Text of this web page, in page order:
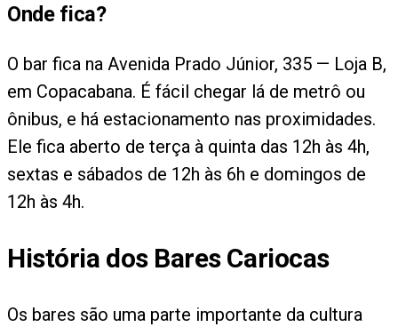
Onde fica?
O bar fica na Avenida Prado Júnior, 335 — Loja B,
em Copacabana. É fácil chegar lá de metrô ou
ônibus, e há estacionamento nas proximidades.
Ele fica aberto de terça à quinta das 12h às 4h,
sextas e sábados de 12h às 6h e domingos de
12h às 4h.
História dos Bares Cariocas
Os bares são uma parte importante da cultura